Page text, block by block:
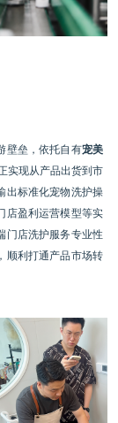
壁垒，依托自有宠美
实现从产品出货到市
出标准化宠物洗护操
店盈利运营模型等实
门店洗护服务专业性
顺利打通产品市场转